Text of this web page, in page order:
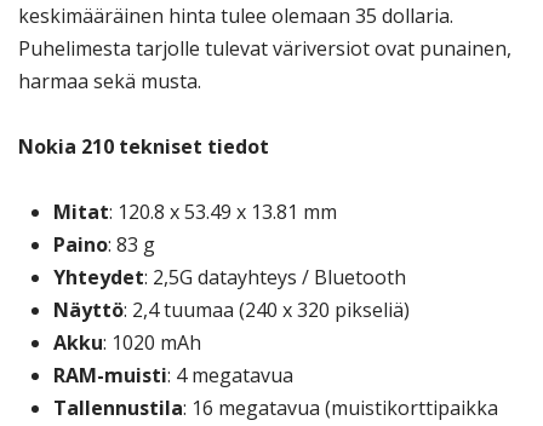
keskimääräinen hinta tulee olemaan 35 dollaria.
Puhelimesta tarjolle tulevat väriversiot ovat punainen,
harmaa sekä musta.
Nokia 210 tekniset tiedot
Mitat: 120.8 x 53.49 x 13.81 mm
Paino: 83 g
Yhteydet: 2,5G datayhteys / Bluetooth
Näyttö: 2,4 tuumaa (240 x 320 pikseliä)
Akku: 1020 mAh
RAM-muisti: 4 megatavua
Tallennustila: 16 megatavua (muistikorttipaikka